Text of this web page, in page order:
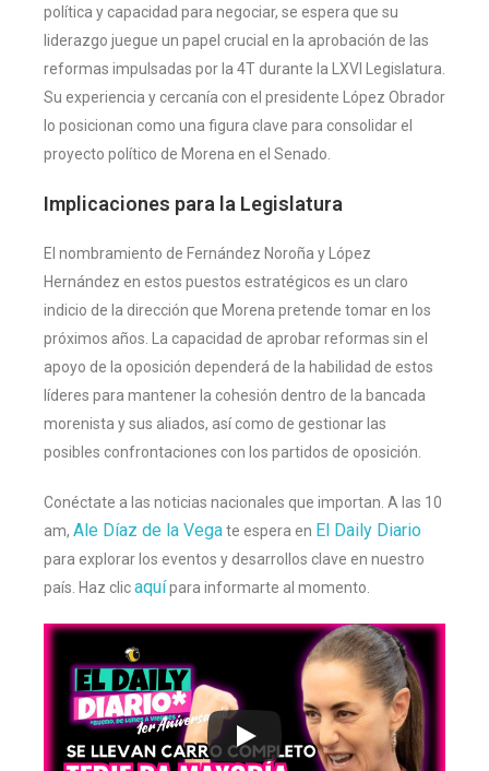
política y capacidad para negociar, se espera que su
liderazgo juegue un papel crucial en la aprobación de las
reformas impulsadas por la 4T durante la LXVI Legislatura.
Su experiencia y cercanía con el presidente López Obrador
lo posicionan como una figura clave para consolidar el
proyecto político de Morena en el Senado.
Implicaciones para la Legislatura
El nombramiento de Fernández Noroña y López
Hernández en estos puestos estratégicos es un claro
indicio de la dirección que Morena pretende tomar en los
próximos años. La capacidad de aprobar reformas sin el
apoyo de la oposición dependerá de la habilidad de estos
líderes para mantener la cohesión dentro de la bancada
morenista y sus aliados, así como de gestionar las
posibles confrontaciones con los partidos de oposición.
Conéctate a las noticias nacionales que importan. A las 10
am, Ale Díaz de la Vegate espera en El Daily Diario
para explorar los eventos y desarrollos clave en nuestro
país. Haz clicaquípara informarte al momento.